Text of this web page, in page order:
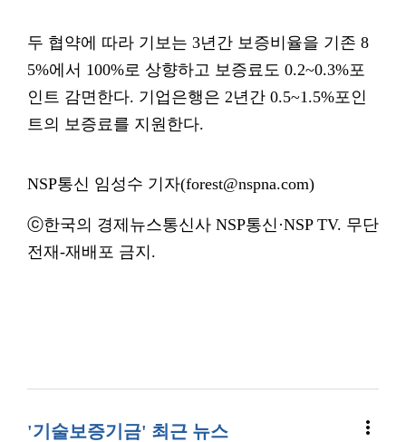
두 협약에 따라 기보는 3년간 보증비율을 기존 8
5%에서 100%로 상향하고 보증료도 0.2~0.3%포
인트 감면한다. 기업은행은 2년간 0.5~1.5%포인
트의 보증료를 지원한다.
NSP통신 임성수 기자(forest@nspna.com)
ⓒ한국의 경제뉴스통신사 NSP통신·NSP TV. 무단
전재-재배포 금지.
'기술보증기금' 최근 뉴스 more_vert